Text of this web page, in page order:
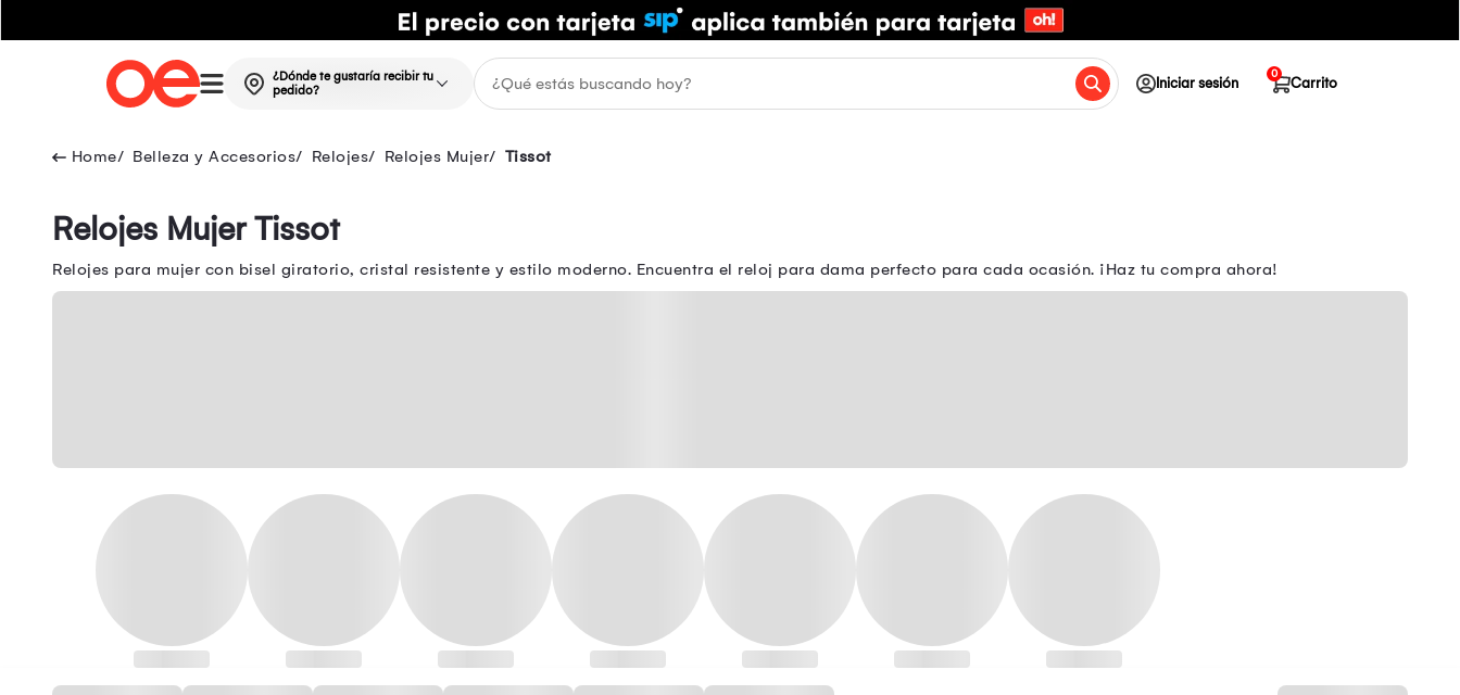
¿Dónde te gustaría recibir tu
pedido?
Iniciar sesión Carrito
0
Belleza y Accesorios Relojes Relojes Mujer Tissot
Relojes Mujer Tissot
Relojes para mujer con bisel giratorio, cristal resistente y estilo moderno. Encuentra el reloj para dama perfecto para cada ocasión. ¡Haz tu compra ahora!